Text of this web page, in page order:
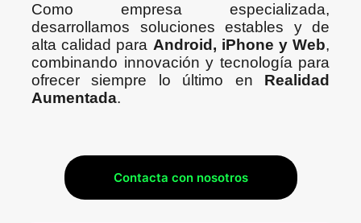
Como empresa especializada,
desarrollamos soluciones estables y de
alta calidad para Android, iPhone y Web,
combinando innovación y tecnología para
ofrecer siempre lo último en Realidad
Aumentada.
Contacta con nosotros